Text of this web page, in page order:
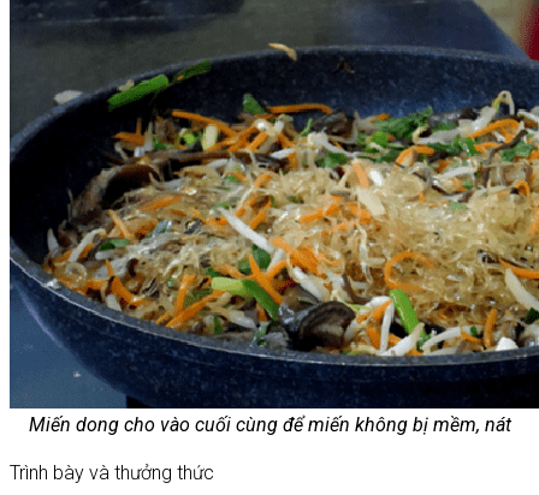
Miến dong cho vào cuối cùng để miến không bị mềm, nát
Trình bày và thưởng thức